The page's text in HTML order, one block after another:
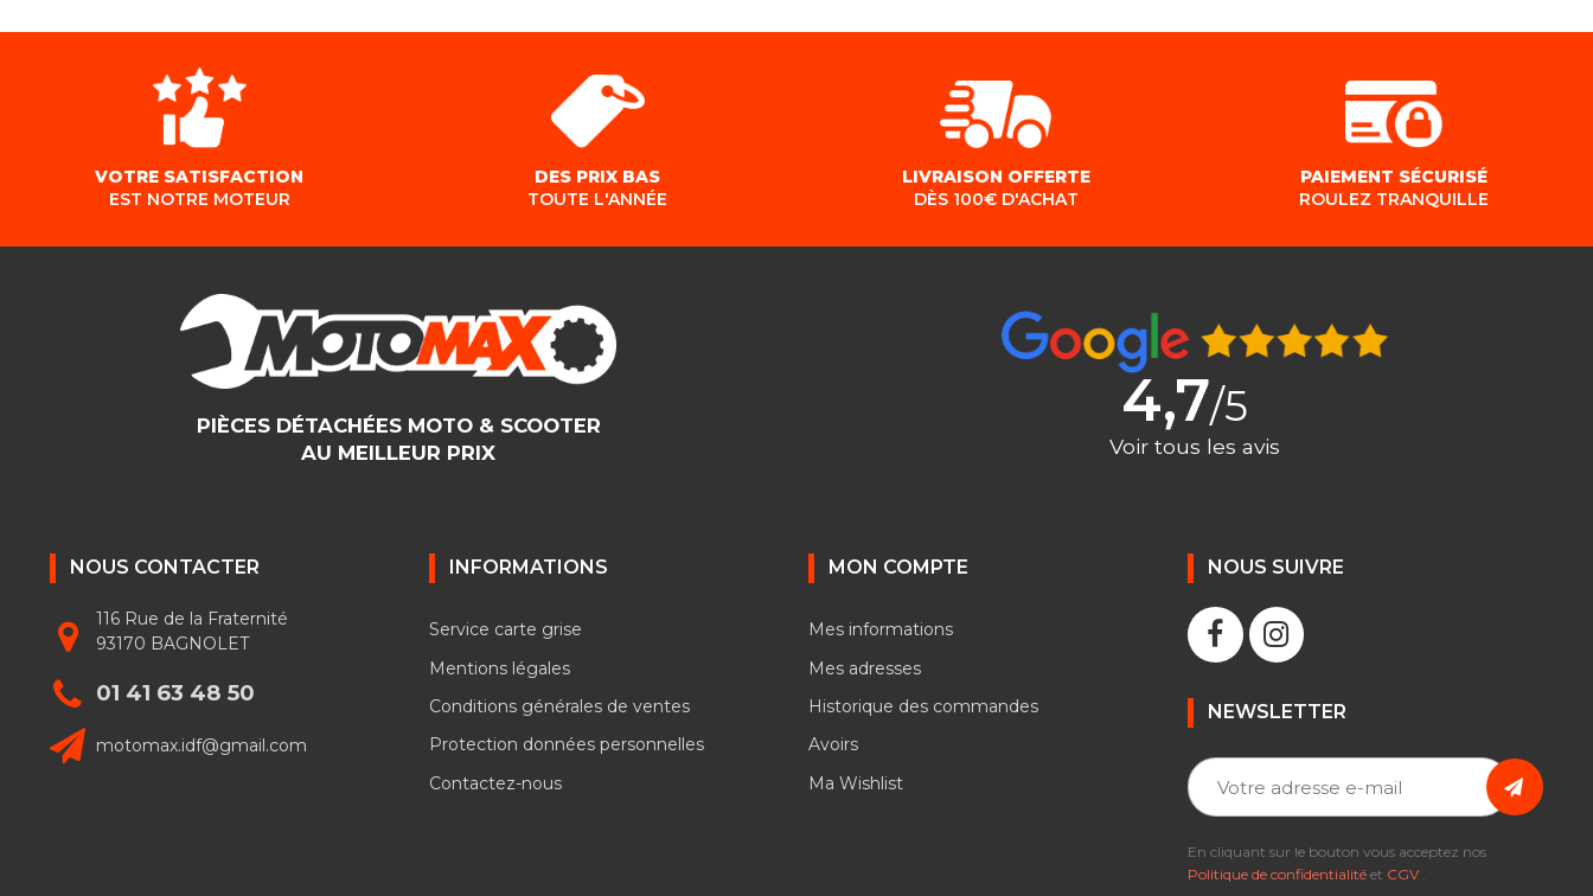
VOTRE SATISFACTION
EST NOTRE MOTEUR
DES PRIX BAS
TOUTE L'ANNÉE
LIVRAISON OFFERTE
DÈS 100€ D'ACHAT
PAIEMENT SÉCURISÉ
ROULEZ TRANQUILLE
PIÈCES DÉTACHÉES MOTO & SCOOTER
AU MEILLEUR PRIX
4,7/5
Voir tous les avis
NOUS CONTACTER
116 Rue de la Fraternité
93170 BAGNOLET
01 41 63 48 50
motomax.idf@gmail.com
INFORMATIONS
Service carte grise
Mentions légales
Conditions générales de ventes
Protection données personnelles
Contactez-nous
MON COMPTE
Mes informations
Mes adresses
Historique des commandes
Avoirs
Ma Wishlist
NOUS SUIVRE
NEWSLETTER
En cliquant sur le bouton vous acceptez nos
Politique de confidentialité et CGV .